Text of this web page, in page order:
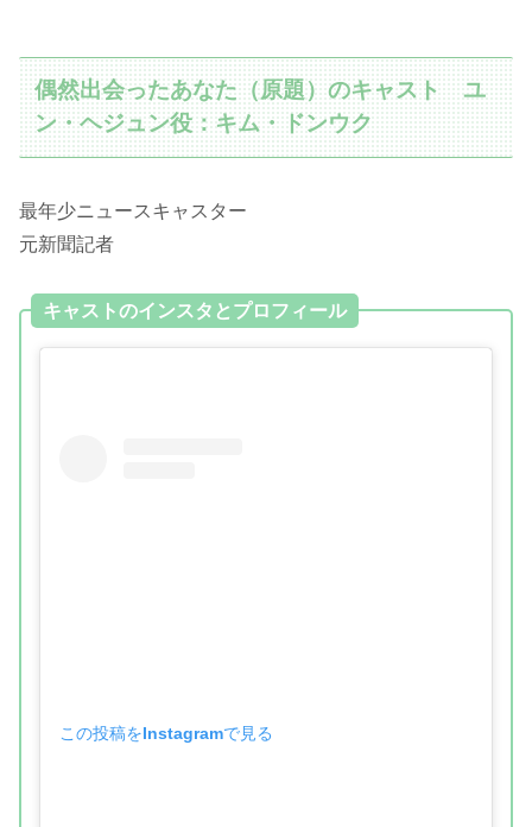
偶然出会ったあなた（原題）のキャスト ユ
ン・ヘジュン役：キム・ドンウク
最年少ニュースキャスター
元新聞記者
キャストのインスタとプロフィール
この投稿をInstagramで見る